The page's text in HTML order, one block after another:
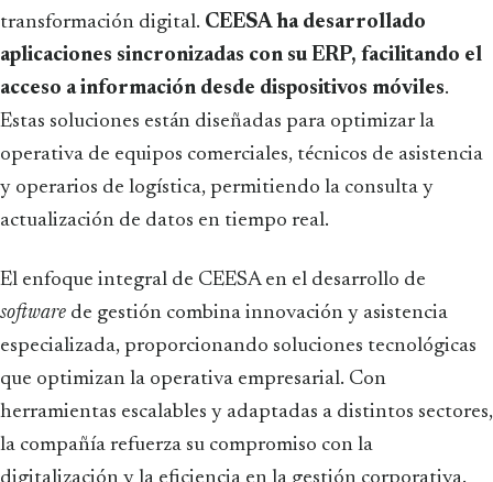
transformación digital. CEESA ha desarrollado
aplicaciones sincronizadas con su ERP, facilitando el
acceso a información desde dispositivos móviles.
Estas soluciones están diseñadas para optimizar la
operativa de equipos comerciales, técnicos de asistencia
y operarios de logística, permitiendo la consulta y
actualización de datos en tiempo real.
El enfoque integral de CEESA en el desarrollo de
software de gestión combina innovación y asistencia
especializada, proporcionando soluciones tecnológicas
que optimizan la operativa empresarial. Con
herramientas escalables y adaptadas a distintos sectores,
la compañía refuerza su compromiso con la